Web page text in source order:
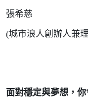
張希慈
(城市浪人創辦人兼
面對穩定與夢想，你